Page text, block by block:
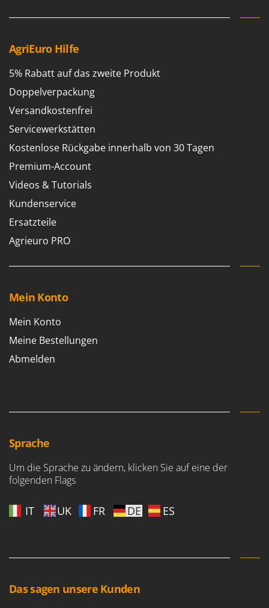
AgriEuro Hilfe
5% Rabatt auf das zweite Produkt
Doppelverpackung
Versandkostenfrei
Servicewerkstätten
Kostenlose Rückgabe innerhalb von 30 Tagen
Premium-Account
Videos & Tutorials
Kundenservice
Ersatzteile
Agrieuro PRO
Mein Konto
Mein Konto
Meine Bestellungen
Abmelden
Sprache
Um die Sprache zu ändern, klicken Sie auf eine der
folgenden Flags
IT UK FR DE ES
Das sagen unsere Kunden